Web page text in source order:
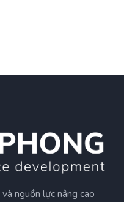
nguồn lực nâng cao